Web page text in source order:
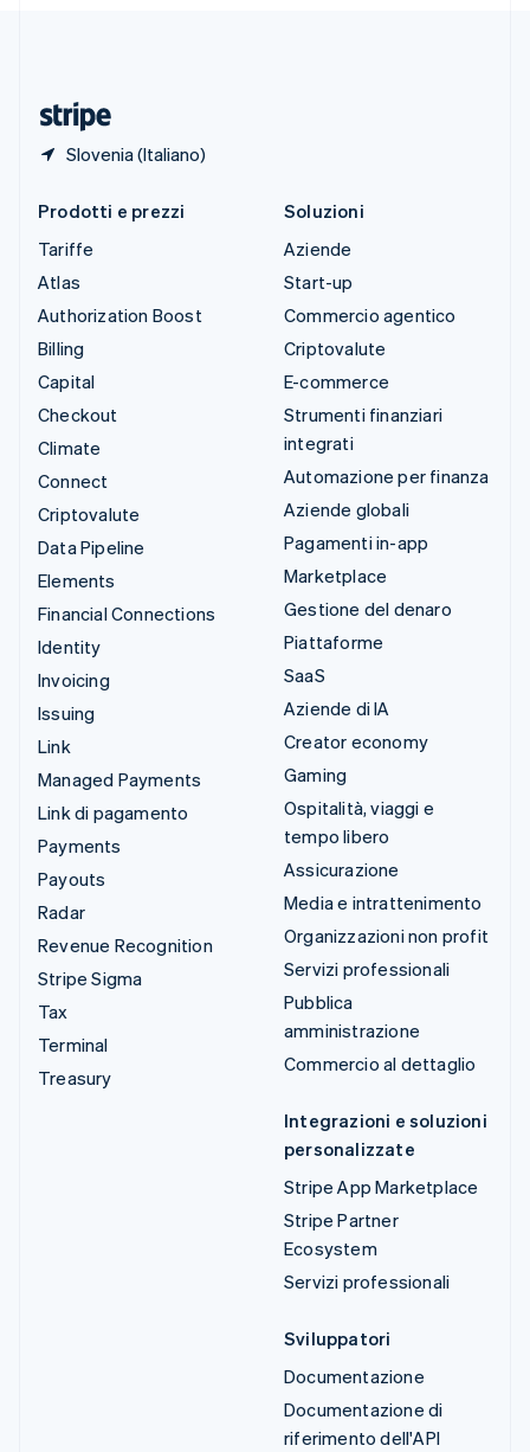
Slovenia (Italiano)
Prodotti e prezzi
Tariffe
Atlas
Authorization Boost
Billing
Capital
Checkout
Climate
Connect
Criptovalute
Data Pipeline
Elements
Financial Connections
Identity
Invoicing
Issuing
Link
Managed Payments
Link di pagamento
Payments
Payouts
Radar
Revenue Recognition
Stripe Sigma
Tax
Terminal
Treasury
Soluzioni
Aziende
Start-up
Commercio agentico
Criptovalute
E-commerce
Strumenti finanziari
integrati
Automazione per finanza
Aziende globali
Pagamenti in-app
Marketplace
Gestione del denaro
Piattaforme
SaaS
Aziende di IA
Creator economy
Gaming
Ospitalità, viaggi e
tempo libero
Assicurazione
Media e intrattenimento
Organizzazioni non profit
Servizi professionali
Pubblica
amministrazione
Commercio al dettaglio
Integrazioni e soluzioni
personalizzate
Stripe App Marketplace
Stripe Partner
Ecosystem
Servizi professionali
Sviluppatori
Documentazione
Documentazione di
riferimento dell'API